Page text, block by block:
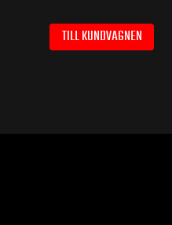
TILL KUNDVAGNEN